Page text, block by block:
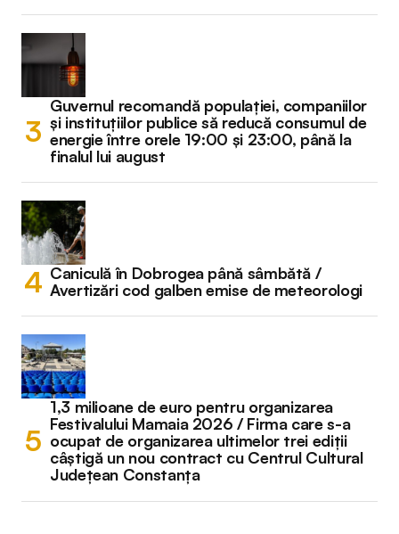
Guvernul recomandă populației, companiilor
și instituțiilor publice să reducă consumul de
energie între orele 19:00 și 23:00, până la
finalul lui august
Caniculă în Dobrogea până sâmbătă /
Avertizări cod galben emise de meteorologi
1,3 milioane de euro pentru organizarea
Festivalului Mamaia 2026 / Firma care s-a
ocupat de organizarea ultimelor trei ediții
câștigă un nou contract cu Centrul Cultural
Județean Constanța